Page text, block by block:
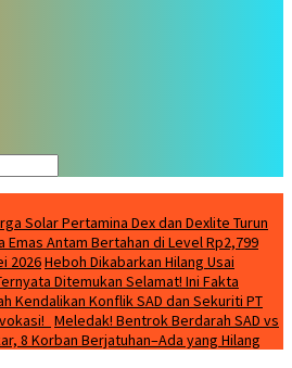
Solar Pertamina Dex dan Dexlite Turun
Emas Antam Bertahan di Level Rp2,799
2026Heboh Dikabarkan Hilang Usai
Ditemukan Selamat! Ini Fakta
Kendalikan Konflik SAD dan Sekuriti PT
Meledak! Bentrok Berdarah SAD vs
8 Korban Berjatuhan–Ada yang Hilang